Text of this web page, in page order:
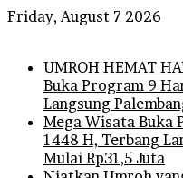
Friday, August 7 2026
UMROH HEMAT
Buka Program 9
Langsung
Mega Wisata Buka
1448 H, Terbang
Mulai Rp31,5 Juta